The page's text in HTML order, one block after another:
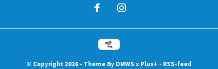
© Copyright 2026 - Theme By DMWS x Plus+ - RSS-feed